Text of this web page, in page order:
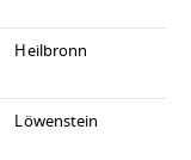
Heilbronn
Löwenstein